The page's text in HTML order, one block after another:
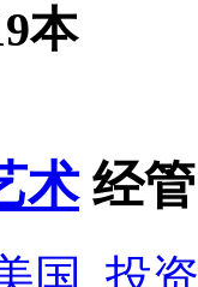
本
术 经